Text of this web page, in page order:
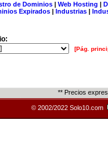
de Dominios| Web Hosting |
Expirados | Industrias |
[Pág.
** Precios
© 2002/2022 Solo10.com